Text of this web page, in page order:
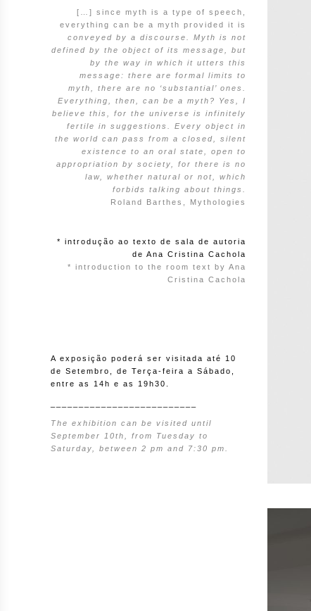
[…] since myth is a type of speech,
everything can be a myth provided it is
conveyed by a discourse. Myth is not
defined by the object of its message, but
by the way in which it utters this
message: there are formal limits to
myth, there are no
‘substantial’ ones.
Everything, then, can be a myth? Yes, I
believe this, for the universe is infinitely
fertile in suggestions. Every object in
the world can pass from a closed, silent
existence to an oral state, open to
appropriation by society, for there is no
law, whether natural or not, which
forbids talking about things.
Roland Barthes, Mythologies
* introdução ao texto de sala de autoria
de Ana Cristina Cachola
* introduction to the room text by Ana
Cristina Cachola
A exposição poderá ser visitada até 10
de Setembro, de Terça-feira a Sábado,
entre as 14h e as 19h30.
The exhibition can be visited until
September 10th, from Tuesday to
Saturday, between 2 pm and 7:30 pm.